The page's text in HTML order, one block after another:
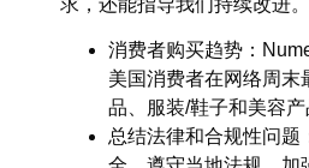
消费者购买趋势 ：
美国消费者在网络周末
品、服装/鞋子和美容产
总结法律和合规性问题